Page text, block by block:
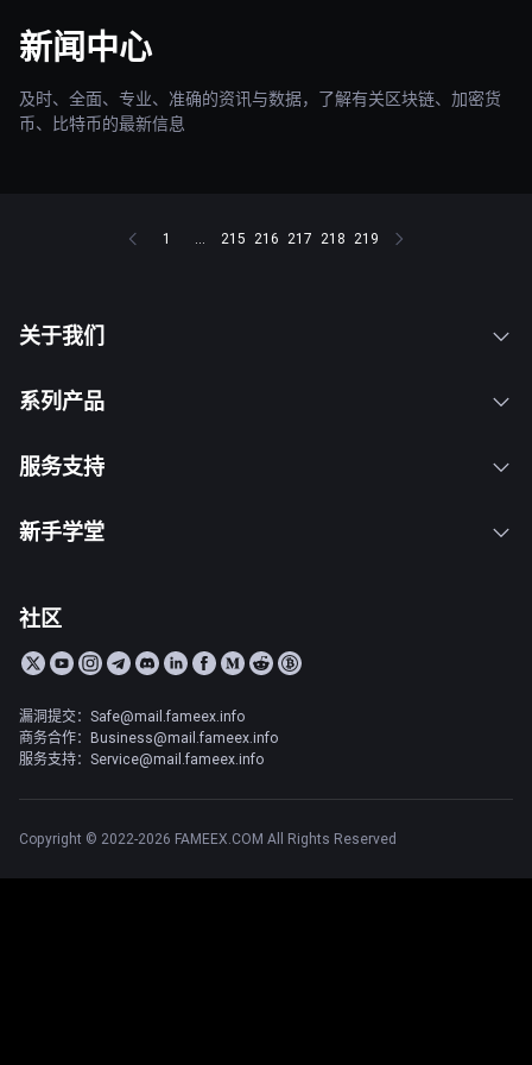
新闻中心
及时、全面、专业、准确的资讯与数据，了解有关区块链、加密货
币、比特币的最新信息
1 ... 215 216 217 218 219
关于我们
系列产品
服务支持
新手学堂
社区
漏洞提交：Safe@mail.fameex.info
商务合作：Business@mail.fameex.info
服务支持：Service@mail.fameex.info
Copyright © 2022-2026 FAMEEX.COM All Rights Reserved